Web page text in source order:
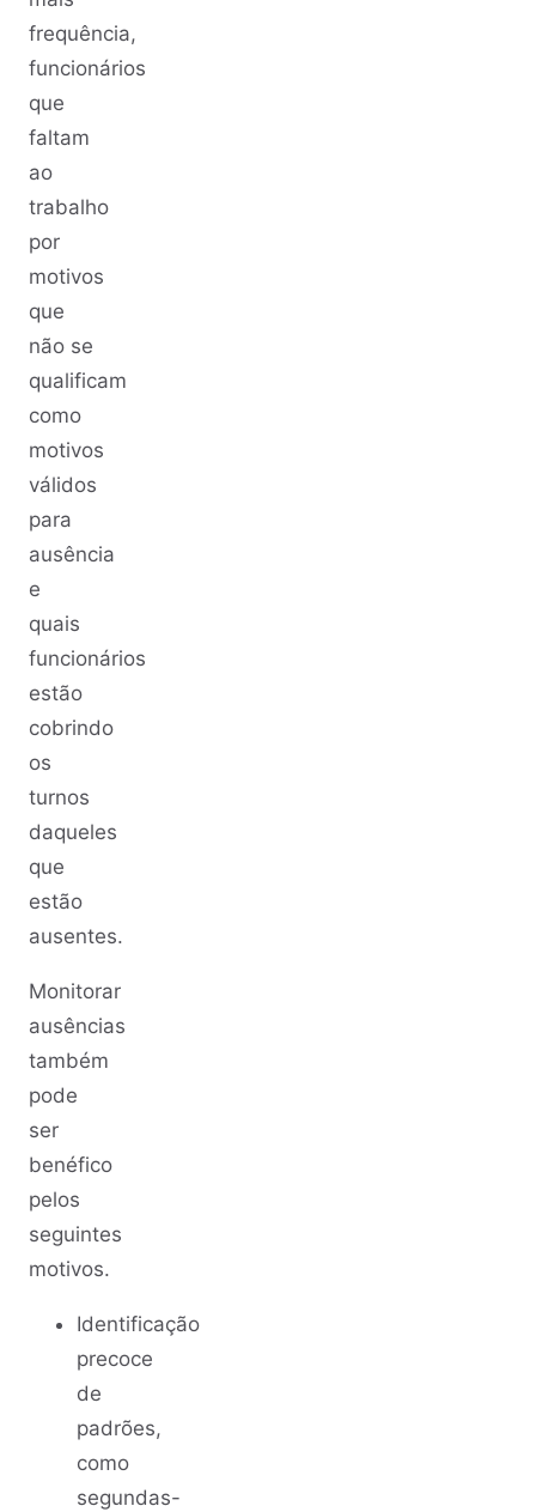
frequência,
funcionários
que
faltam
ao
trabalho
por
motivos
que
não se
qualificam
como
motivos
válidos
para
ausência
e
quais
funcionários
estão
cobrindo
os
turnos
daqueles
que
estão
ausentes.
Monitorar
ausências
também
pode
ser
benéfico
pelos
seguintes
motivos.
Identificação
precoce
de
padrões,
como
segundas-